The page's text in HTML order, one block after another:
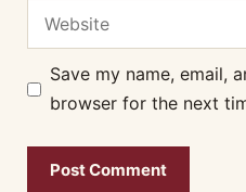
Website
Save my name, email,
browser for the next